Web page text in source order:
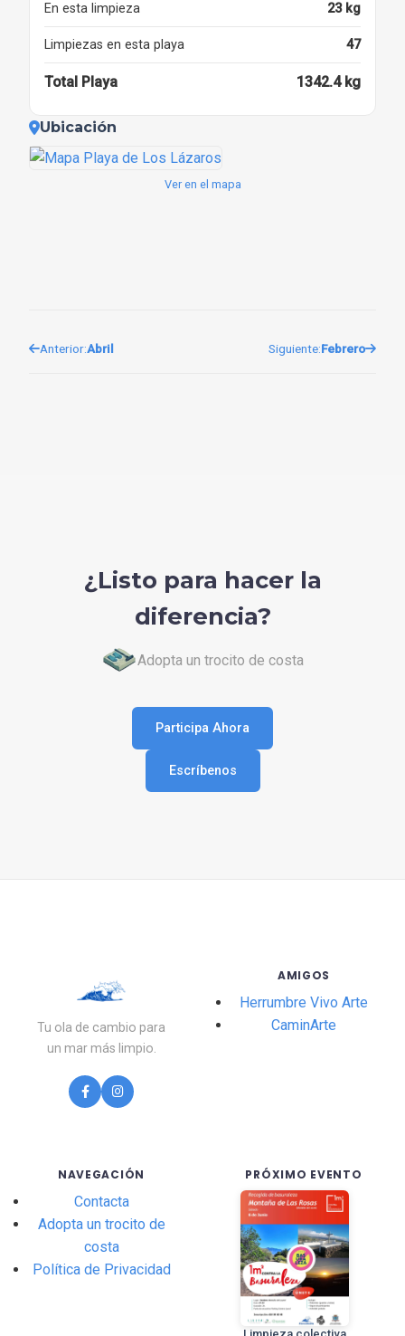
En esta limpieza 23 kg
Limpiezas en esta playa 47
Total Playa 1342.4 kg
Ubicación
Ver en el mapa
Anterior:Abril Siguiente:Febrero
¿Listo para hacer la
diferencia?
Adopta un trocito de costa
Participa Ahora
Escríbenos
Tu ola de cambio para
un mar más limpio.
AMIGOS
Herrumbre Vivo Arte
CaminArte
NAVEGACIÓN
Contacta
Adopta un trocito de
costa
Política de Privacidad
PRÓXIMO EVENTO